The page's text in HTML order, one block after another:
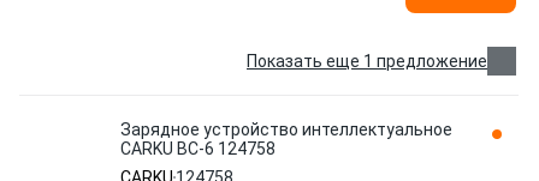
Показать еще 1 предложение
Зарядное устройство интеллектуальное
CARKU BC-6 124758